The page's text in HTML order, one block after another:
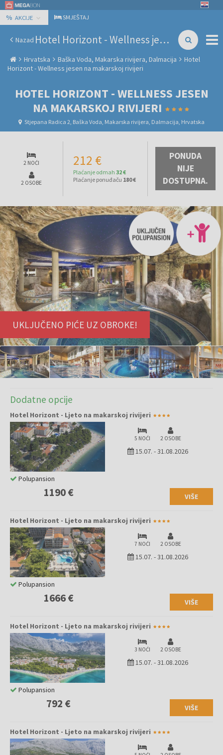
% AKCIJE SMJEŠTAJ
Nazad Hotel Horizont - Wellness jesen na makarskoj rivijeri
Hrvatska Baška Voda, Makarska rivijera, Dalmacija
Hotel
Horizont - Wellness jesen na makarskoj rivijeri
HOTEL HORIZONT - WELLNESS JESEN
NA MAKARSKOJ RIVIJERI
Stjepana Radica 2, Baška Voda, Makarska rivijera, Dalmacija, Hrvatska
2 NOĆI
2 OSOBE
212 €
Plaćanje odmah 32 €
Plaćanje ponuđaču 180 €
PONUDA
NIJE
DOSTUPNA.
UKLJUČENO PIĆE UZ OBROKE!
Dodatne opcije
Hotel Horizont - Ljeto na makarskoj rivijeri
5 NOĆI 2 OSOBE
15.07. -31.08.2026
1190 € VIŠE
Polupansion
Hotel Horizont - Ljeto na makarskoj rivijeri
7 NOĆI 2 OSOBE
15.07. -31.08.2026
1666 € VIŠE
Polupansion
Hotel Horizont - Ljeto na makarskoj rivijeri
3 NOĆI 2 OSOBE
15.07. -31.08.2026
792 € VIŠE
Polupansion
Hotel Horizont - Ljeto na makarskoj rivijeri